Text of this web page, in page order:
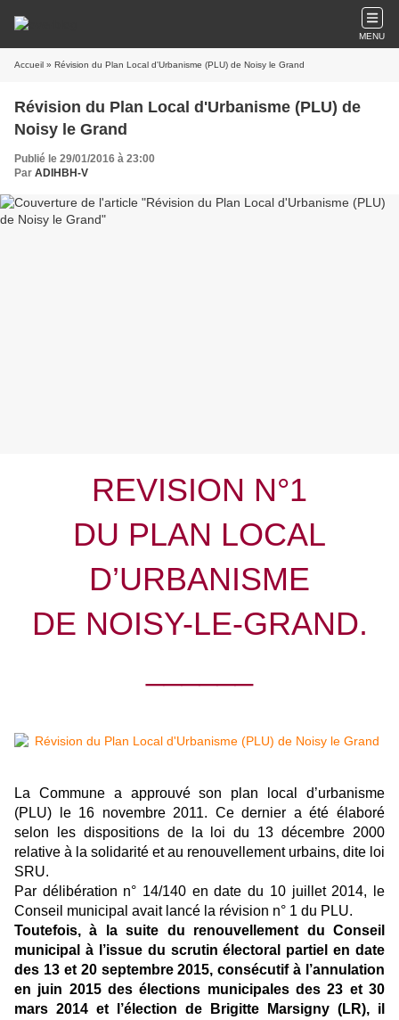
MENU
Accueil » Révision du Plan Local d'Urbanisme (PLU) de Noisy le Grand
Révision du Plan Local d'Urbanisme (PLU) de
Noisy le Grand
Publié le 29/01/2016 à 23:00
Par ADIHBH-V
REVISION N°1
DU PLAN LOCAL
D’URBANISME
DE NOISY-LE-GRAND.
La Commune a approuvé son plan local d’urbanisme
(PLU) le 16 novembre 2011. Ce dernier a été élaboré
selon les dispositions de la loi du 13 décembre 2000
relative à la solidarité et au renouvellement urbains, dite loi
SRU.
Par délibération n° 14/140 en date du 10 juillet 2014, le
Conseil municipal avait lancé la révision n° 1 du PLU.
Toutefois, à la suite du renouvellement du Conseil
municipal à l’issue du scrutin électoral partiel en date
des 13 et 20 septembre 2015, consécutif à l’annulation
en juin 2015 des élections municipales des 23 et 30
mars 2014 et l’élection de Brigitte Marsigny (LR), il